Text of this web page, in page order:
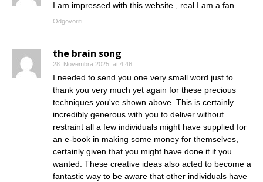
I am impressed with this website , real I am a fan.
Odgovoriti
the brain song
28. Novembra 2025. at 4:46
I needed to send you one very small word just to
thank you very much yet again for these precious
techniques you've shown above. This is certainly
incredibly generous with you to deliver without
restraint all a few individuals might have supplied for
an e-book in making some money for themselves,
certainly given that you might have done it if you
wanted. These creative ideas also acted to become a
fantastic way to be aware that other individuals have